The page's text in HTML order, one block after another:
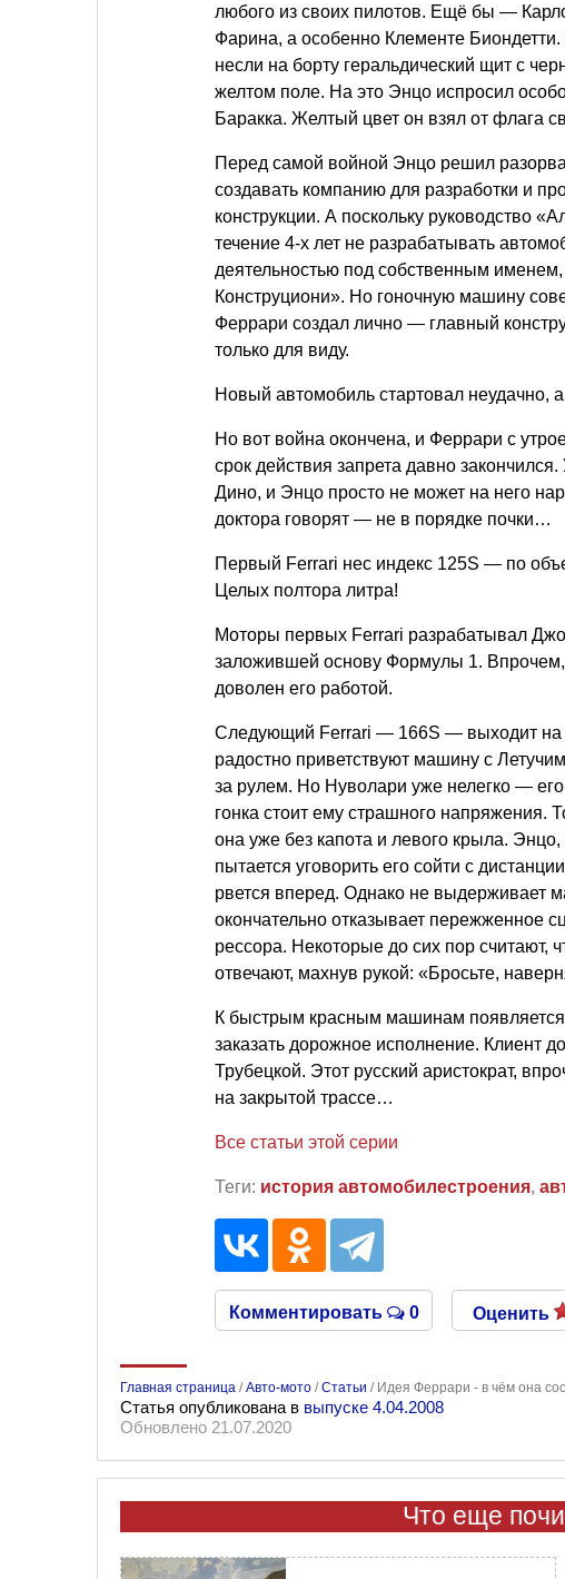
любого из своих пилотов. Ещё бы —
Фарина, а особенно Клементе
несли на борту геральдический щит с
желтом поле. На это Энцо испросил
Баракка. Желтый цвет он взял от флага
Перед самой войной Энцо решил
создавать компанию для разработки и
конструкции. А поскольку руководство
течение 4-х лет не разрабатывать
деятельностью под собственным
Конструциони». Но гоночную машину
Феррари создал лично — главный
только для виду.
Новый автомобиль стартовал неудачно,
Но вот война окончена, и Феррари с
срок действия запрета давно
Дино, и Энцо просто не может на него
доктора говорят — не в порядке почки…
Первый Ferrari нес индекс 125S — по
Целых полтора литра!
Моторы первых Ferrari разрабатывал
заложившей основу Формулы 1.
доволен его работой.
Следующий Ferrari — 166S — выходит на
радостно приветствуют машину с
за рулем. Но Нуволари уже нелегко —
гонка стоит ему страшного напряжения.
она уже без капота и левого крыла.
пытается уговорить его сойти с
рвется вперед. Однако не выдерживает
окончательно отказывает пережженное
рессора. Некоторые до сих пор считают,
отвечают, махнув рукой: «Бросьте,
К быстрым красным машинам
заказать дорожное исполнение. Клиент
Трубецкой. Этот русский аристократ,
на закрытой трассе…
Все статьи этой серии
Теги: история автомобилестроения,
Комментировать 0 Оценить
Главная страница /Авто-мото /Статьи / Идея Феррари - в чём она
Статья опубликована в выпуске 4.04.2008
Обновлено 21.07.2020
Что еще